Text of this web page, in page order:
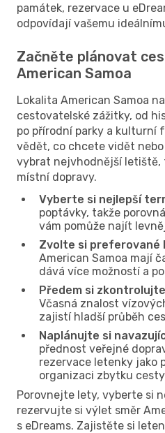
památek, rezervace u
odpovídají vašemu
Začněte plánovat
American Samoa
Lokalita American Samoa
cestovatelské zážitky, od
po přírodní parky a kulturní
vědět, co chcete vidět
vybrat nejvhodnější letiště,
místní dopravy.
Vyberte si nejlepší
poptávky, takže
vám pomůže najít
Zvolte si preferované
American Samoa mají
dává více možností a
Předem si
Včasná znalost
zajistí hladší průběh
Naplánujte si
přednost veřejné
rezervace letenky jako
organizaci zbytku
Porovnejte lety, vyberte si
rezervujte si výlet směr
s eDreams. Zajistěte si